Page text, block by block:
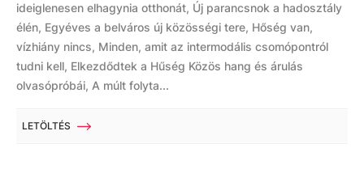
ideiglenesen elhagynia otthonát, Új parancsnok a hadosztály
élén, Egyéves a belváros új közösségi tere, Hőség van,
vízhiány nincs, Minden, amit az intermodális csomópontról
tudni kell, Elkezdődtek a Hűség Közös hang és árulás
olvasópróbái, A múlt folyta...
LETÖLTÉS